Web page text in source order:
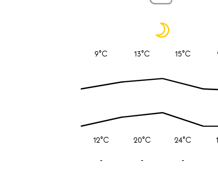
9°C
12°C
-
13°C
20°C
-
15°C
24°C
-